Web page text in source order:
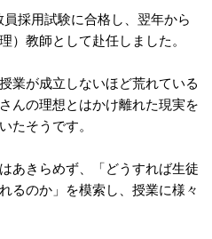
採用試験に合格し、翌年から
）教師として赴任しました。
業が成立しないほど荒れている
んの理想とはかけ離れた現実を
たそうです。
あきらめず、
「どうすれば生徒
るのか」を模索し、授業に様々